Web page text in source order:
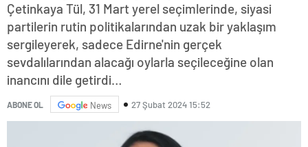
Çetinkaya Tül, 31 Mart yerel seçimlerinde, siyasi
partilerin rutin politikalarından uzak bir yaklaşım
sergileyerek, sadece Edirne'nin gerçek
sevdalılarından alacağı oylarla seçileceğine olan
inancını dile getirdi…
ABONE OL News 27 Şubat 2024 15:52